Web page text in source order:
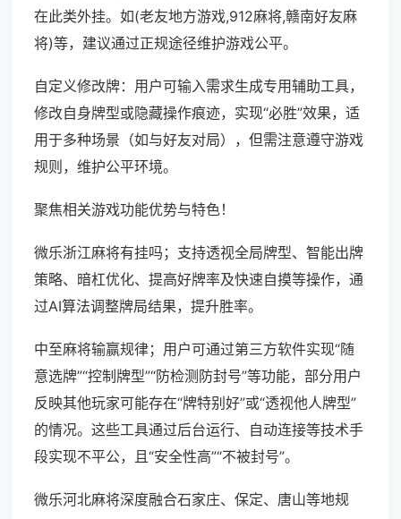
在此类外挂。如(老友地方游戏,912麻将,赣南好友麻
将)等，建议通过正规途径维护游戏公平。
自定义修改牌：用户可输入需求生成专用辅助工具，
修改自身牌型或隐藏操作痕迹，实现“必胜”效果，适
用于多种场景（如与好友对局），但需注意遵守游戏
规则，维护公平环境。
聚焦相关游戏功能优势与特色！
微乐浙江麻将有挂吗；支持透视全局牌型、智能出牌
策略、暗杠优化、提高好牌率及快速自摸等操作，通
过AI算法调整牌局结果，提升胜率。
中至麻将输赢规律；用户可通过第三方软件实现“随
意选牌”“控制牌型”“防检测防封号”等功能，部分用户
反映其他玩家可能存在“牌特别好”或“透视他人牌型”
的情况。这些工具通过后台运行、自动连接等技术手
段实现不平公，且“安全性高”“不被封号”。
微乐河北麻将深度融合石家庄、保定、唐山等地规